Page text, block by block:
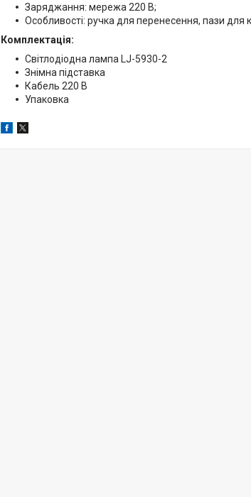
Заряджання: мережа 220 В;
Особливості: ручка для перенесення, пази для
Комплектація:
Світлодіодна лампа LJ-5930-2
Знімна підставка
Кабель 220 В
Упаковка